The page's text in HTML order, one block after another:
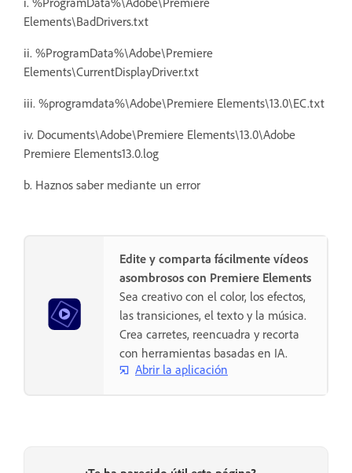
Elements\BadDrivers.txt
ii. %ProgramData%\Adobe\Premiere
Elements\CurrentDisplayDriver.txt
iii. %programdata%\Adobe\Premiere Elements\13.0\EC.txt
iv. Documents\Adobe\Premiere Elements\13.0\Adobe
Premiere Elements13.0.log
b. Haznos saber mediante un error
Edite y comparta fácilmente vídeos
asombrosos con Premiere Elements
Sea creativo con el color, los efectos,
las transiciones, el texto y la música.
Crea carretes, reencuadra y recorta
con herramientas basadas en IA.
Abrir la aplicación